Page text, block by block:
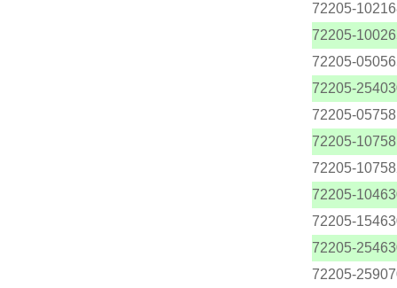
72205-
72205-
72205-
72205-
72205-
72205-
72205-
72205-
72205-
72205-
72205-